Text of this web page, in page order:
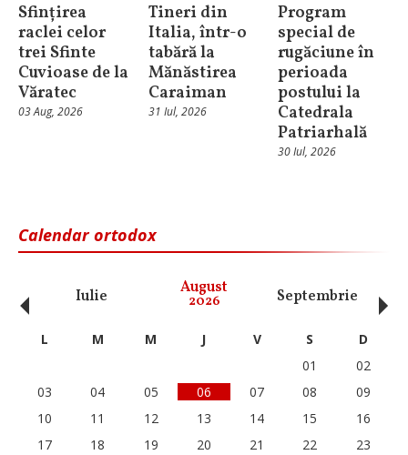
Sfințirea
raclei celor
trei Sfinte
Cuvioase de la
Văratec
03 Aug, 2026
Tineri din
Italia, într-o
tabără la
Mănăstirea
Caraiman
31 Iul, 2026
Program
special de
rugăciune în
perioada
postului la
Catedrala
Patriarhală
30 Iul, 2026
Calendar ortodox
Iulie August
2026 Septembrie
‹ L M M J V S
D
01
02
03
04 05 06 07 08
09
10
11 12 13 14 15
16
17
18 19 20 21 22
23